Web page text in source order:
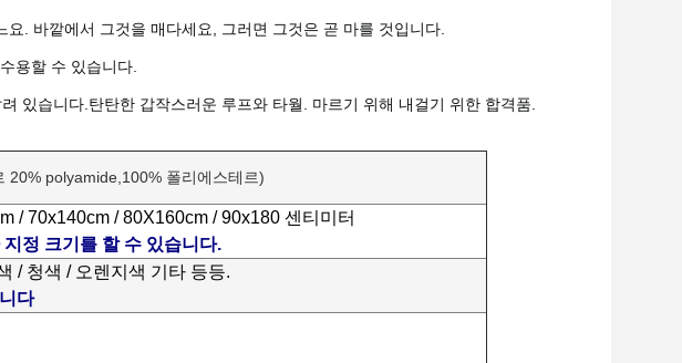
. 바깥에서 그것을 매다세요, 그러면 그것은 곧 마를 것입니다.
용할 수 있습니다.
있습니다.탄탄한 갑작스러운 루프와 타월. 마르기 위해 내걸기 위한 합격품.
20% polyamide,100% 폴리에스테르)
/ 70x140cm / 80X160cm / 90x180 센티미터
정 크기를 할 수 있습니다.
/ 청색 / 오렌지색 기타 등등.
다